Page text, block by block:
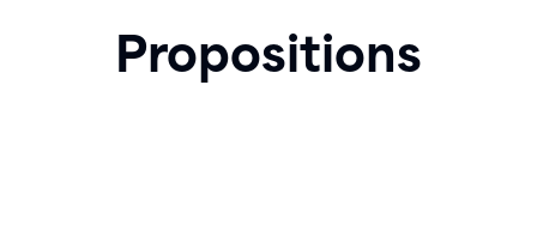
Propositions